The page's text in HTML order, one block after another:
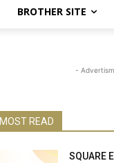
BROTHER SITE
-
MOST READ
SQUARE